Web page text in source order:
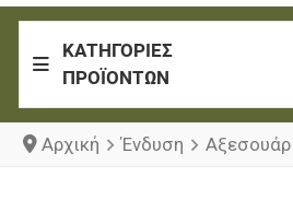
ΚΑΤΗΓΟΡΊΕΣ
ΠΡΟΪΌΝΤΩΝ
Αρχική Ένδυση